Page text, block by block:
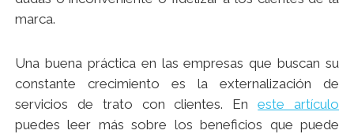
marca.
Una buena práctica en las empresas que buscan su
constante crecimiento es la externalización de
servicios de trato con clientes. Eneste artículo
puedes leer más sobre los beneficios que puede